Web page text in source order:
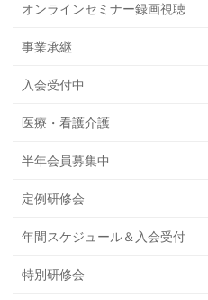
オンラインセミナー録画視聴
事業承継
入会受付中
医療・看護介護
半年会員募集中
定例研修会
年間スケジュール＆入会受付
特別研修会